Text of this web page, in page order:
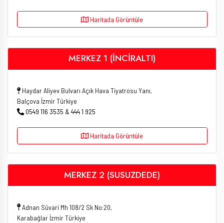
Haritada Görüntüle
MERKEZ 1 (İNCİRALTI)
Haydar Aliyev Bulvarı Açık Hava Tiyatrosu Yanı,
Balçova İzmir Türkiye
0549 116 3535 & 444 1 925
Haritada Görüntüle
MERKEZ 2 (SUSUZDEDE)
Adnan Süvari Mh 108/2 Sk No:20,
Karabağlar İzmir Türkiye